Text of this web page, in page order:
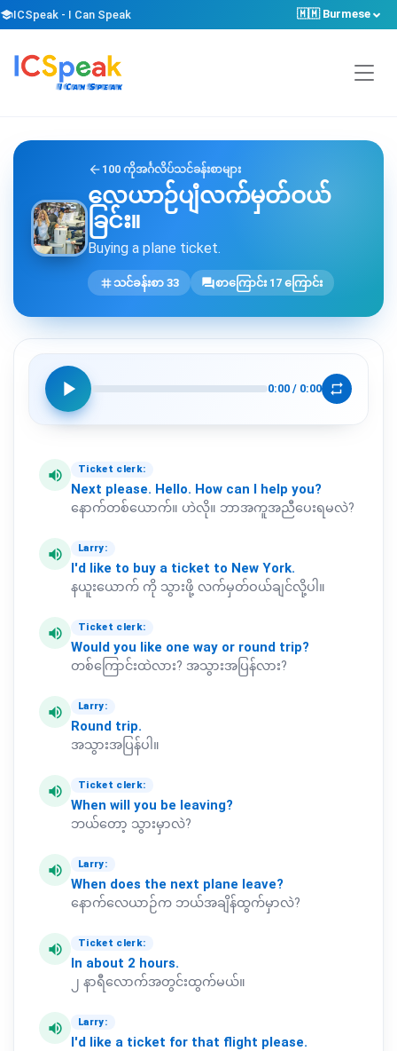
schoolICSpeak - I Can Speak 🇲🇲 Burmese
arrow_back 100 ကိုအင်္ဂလိပ်သင်ခန်းစာများ
လေယာဉ်ပျံလက်မှတ်ဝယ်
ခြင်း။
Buying a plane ticket.
tagသင်ခန်းစာ 33 forumစာကြောင်း 17 ကြောင်း
play_arrow 0:00 / 0:00 repeat
volume_up Ticket clerk:
Next please. Hello. How can I help you?
နောက်တစ်ယောက်။ ဟဲလို။ ဘာအကူအညီပေးရမလဲ?
volume_up Larry:
I'd like to buy a ticket to New York.
နယူးယောက် ကို သွားဖို့ လက်မှတ်ဝယ်ချင်လို့ပါ။
volume_up Ticket clerk:
Would you like one way or round trip?
တစ်ကြောင်းထဲလား? အသွားအပြန်လား?
volume_up Larry:
Round trip.
အသွားအပြန်ပါ။
volume_up Ticket clerk:
When will you be leaving?
ဘယ်တော့ သွားမှာလဲ?
volume_up Larry:
When does the next plane leave?
နောက်လေယာဉ်က ဘယ်အချိန်ထွက်မှာလဲ?
volume_up Ticket clerk:
In about 2 hours.
၂ နာရီလောက်အတွင်းထွက်မယ်။
volume_up Larry:
I'd like a ticket for that flight please.